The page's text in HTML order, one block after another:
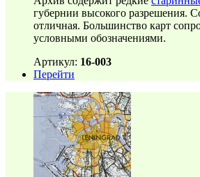
губернии высокого разрешения.
отличная. Большинство карт
условными обозначениями.
Артикул: 16-003
Перейти